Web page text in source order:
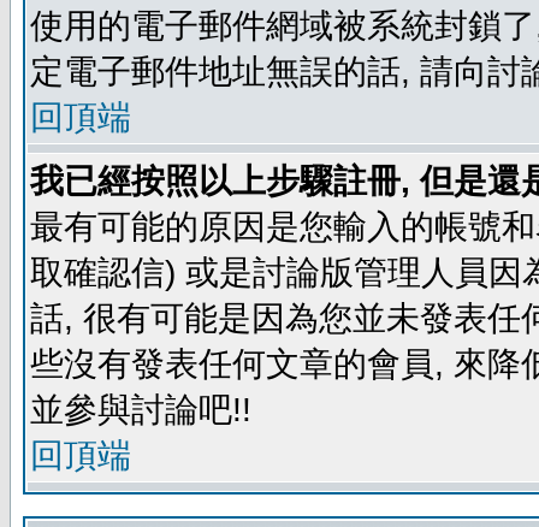
使用的電子郵件網域被系統封鎖
定電子郵件地址無誤的話, 請向
回頂端
我已經按照以上步驟註冊, 但是還
最有可能的原因是您輸入的帳號
取確認信) 或是討論版管理人員
話, 很有可能是因為您並未發表
些沒有發表任何文章的會員, 來
並參與討論吧!!
回頂端